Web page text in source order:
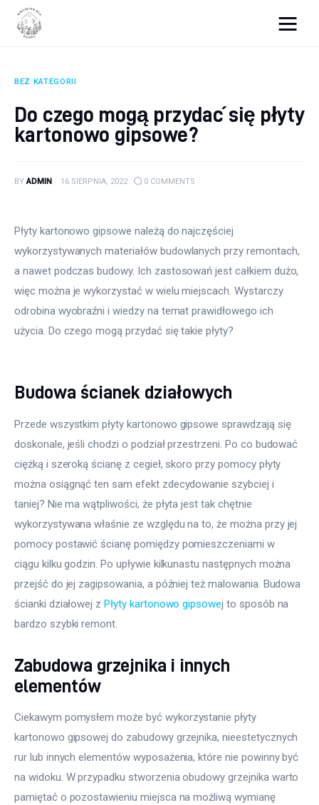
Remont
BEZ KATEGORII
Do czego mogą przydać się płyty
kartonowo gipsowe?
BY ADMIN 16 SIERPNIA, 2022 0 COMMENTS
Płyty kartonowo gipsowe należą do najczęściej
wykorzystywanych materiałów budowlanych przy remontach,
a nawet podczas budowy. Ich zastosowań jest całkiem dużo,
więc można je wykorzystać w wielu miejscach. Wystarczy
odrobina wyobraźni i wiedzy na temat prawidłowego ich
użycia. Do czego mogą przydać się takie płyty?
Budowa ścianek działowych
Przede wszystkim płyty kartonowo gipsowe sprawdzają się
doskonale, jeśli chodzi o podział przestrzeni. Po co budować
ciężką i szeroką ścianę z cegieł, skoro przy pomocy płyty
można osiągnąć ten sam efekt zdecydowanie szybciej i
taniej? Nie ma wątpliwości, że płyta jest tak chętnie
wykorzystywana właśnie ze względu na to, że można przy jej
pomocy postawić ścianę pomiędzy pomieszczeniami w
ciągu kilku godzin. Po upływie kilkunastu następnych można
przejść do jej zagipsowania, a później też malowania. Budowa
ścianki działowej z Płyty kartonowo gipsowej to sposób na
bardzo szybki remont.
Zabudowa grzejnika i innych
elementów
Ciekawym pomysłem może być wykorzystanie płyty
kartonowo gipsowej do zabudowy grzejnika, nieestetycznych
rur lub innych elementów wyposażenia, które nie powinny być
na widoku. W przypadku stworzenia obudowy grzejnika warto
pamiętać o pozostawieniu miejsca na możliwą wymianę